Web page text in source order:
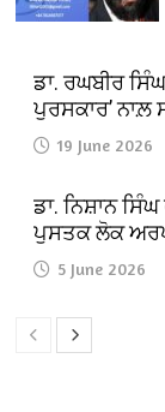
ਡਾ. ਰਘਬੀਰ
ਪੁਰਸਕਾਰ’ ਨਾਲ਼
19 June 2026
ਡਾ. ਨਿਸ਼ਾਨ
ਪੁਸਤਕ ਲੋਕ
5 June 2026